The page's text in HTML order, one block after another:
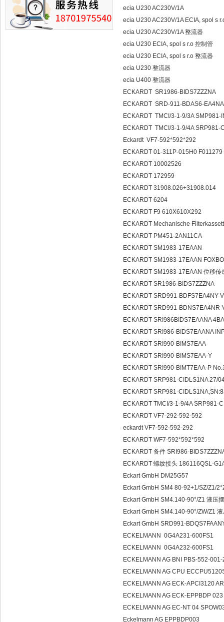
ecia U230 AC230V/1A
ecia U230 AC230V/1A ECIA, spol s
ecia U230 AC230V/1A 整流器
ecia U230 ECIA, spol s r.o 控制管
ecia U230 ECIA, spol s r.o 整流器
ecia U230 整流器
ecia U400 整流器
ECKARDT SR1986-BIDS7ZZZNA
ECKARDT SRD-911-BDAS6-
ECKARDT TMCI/3-1-9/3A SMP981-
ECKARDT TMCI/3-1-9/4A
Eckardt VF7-592*592*292
ECKARDT 01-311P-015H0 F011279
ECKARDT 10002526
ECKARDT 172959
ECKARDT 31908.026+31908.014
ECKARDT 6204
ECKARDT F9 610X610X292
ECKARDT Mechanische
ECKARDT PM451-2AN11CA
ECKARDT SM1983-17EAAN
ECKARDT SM1983-17EAAN
ECKARDT SM1983-17EAAN 位移传
ECKARDT SR1986-BIDS7ZZZNA
ECKARDT SRD991-
ECKARDT SRD991-BDNS7EA4NR-
ECKARDT SRI986BIDS7EAANA
ECKARDT SRI986-BIDS7EAANA
ECKARDT SRI990-BIMS7EAA
ECKARDT SRI990-BIMS7EAA-Y
ECKARDT SRI990-BIMT7EAA-P
ECKARDT SRP981-CIDLS1NA 27/
ECKARDT SRP981-
ECKARDT TMCI/3-1-9/4A SRP981-
ECKARDT VF7-292-592-592
eckardt VF7-592-592-292
ECKARDT WF7-592*592*592
ECKARDT 备件 SRI986-
ECKARDT 螺纹接头 186116QSL-
Eckart GmbH DM25G57
Eckart GmbH SM4 80-92+1/SZ/Z1/
Eckart GmbH SM4.140-90°/Z1 液压
Eckart GmbH SM4.140-90°/ZW/Z1
Eckart GmbH SRD991-
ECKELMANN 0G4A231-600FS1
ECKELMANN 0G4A232-600FS1
ECKELMANN AG BNI PBS-552-
ECKELMANN AG CPU
ECKELMANN AG ECK-APCI3120 AR
ECKELMANN AG ECK-EPPBDP 023
ECKELMANN AG EC-NT 04
Eckelmann AG EPPBDP003